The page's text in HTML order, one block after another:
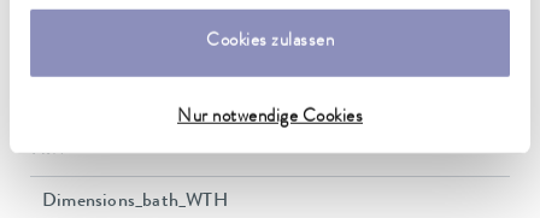
Cookies zulassen
Nur notwendige Cookies
0,1 ± K
Heizleistung max.
1 kW
Dimensions_bath_WTH